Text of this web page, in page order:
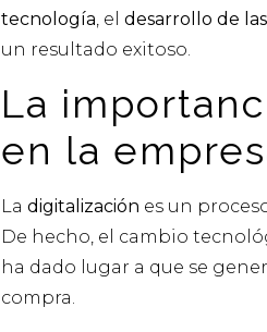
tecnología, eldesarrollo de
un resultado exitoso.
La
en la
Ladigitalización es un
De hecho, el cambio
ha dado lugar a que se
compra.